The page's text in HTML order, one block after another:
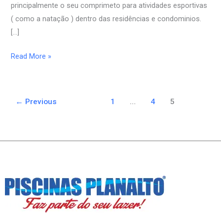
principalmente o seu comprimeto para atividades esportivas
( como a natação ) dentro das residências e condominios.
[…]
Read More »
← Previous 1 … 4 5